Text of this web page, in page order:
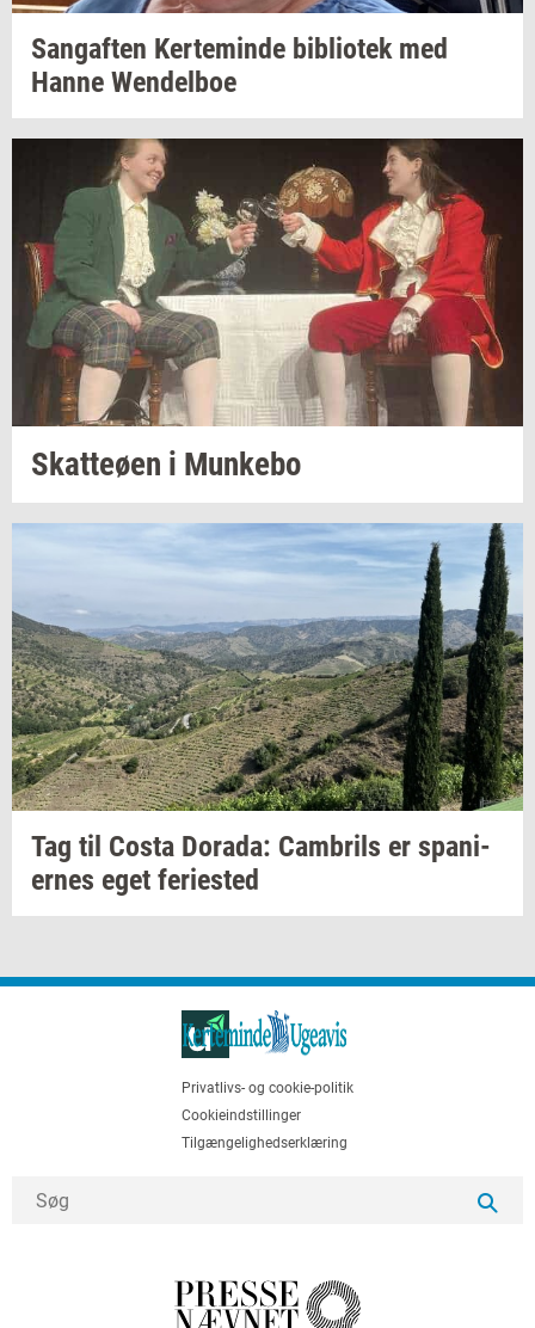
San­gaf­ten Ker­te­min­de bi­bli­o­tekmed
Hanne Wen­del­boe
Skat­teø­en i Mun­ke­bo
Tag til Costa Dora­da: Cam­brils er spa­ni­
er­nes eget fe­ri­e­sted
Privatlivs- og cookie-politik
Cookieindstillinger
Tilgængelighedserklæring